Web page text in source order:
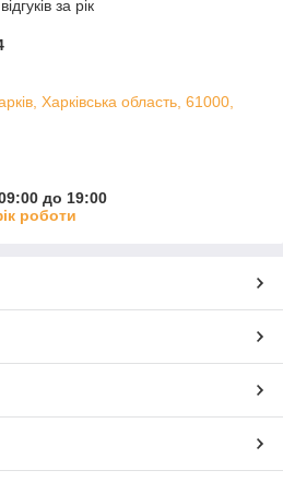
за рік
Харківська область, 61000,
до 19:00
роботи